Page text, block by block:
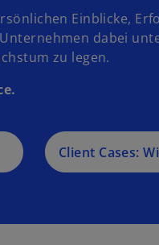
Einblicke,
dabei
zu legen.
Client Cases: